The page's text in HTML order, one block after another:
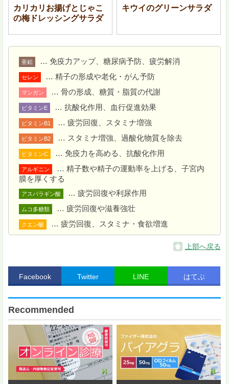
2
に (A) を入れ、中火で汁気が少なくなるまで 10 分
程煮る。グリーンピース、粗びき黒こしょうを加えてさ
っと混ぜる。
器に盛りつける。
カリカリお揚げとじゃこ
の梅ドレッシングサラダ
キウイのグリーンサラダ
亜鉛 … 免疫力アップ、糖尿病予防、疲労解消
セレン … 精子の形成や老化・がん予防
マンガン … 骨の形成、糖質・脂質の代謝
ビタミンE … 抗酸化作用、血行促進効果
ビタミンB1 … 疲労回復、スタミナ増強
ビタミンB2 … スタミナ増強、過酸化物質を除去
ビタミンC … 免疫力を高める、抗酸化作用
アルギニン
… 精子数や精子の運動率を上げる、子宮内
膜を厚くする
アスパラギン酸 … 疲労回復や利尿作用
ムコ多糖類 … 疲労回復や滋養強壮
クエン酸 … 疲労回復、スタミナ・食欲増進
上部へ戻る
Facebook Twitter LINE はてぶ
Recommended